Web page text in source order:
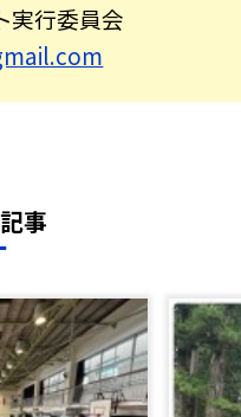
実行委員会
事